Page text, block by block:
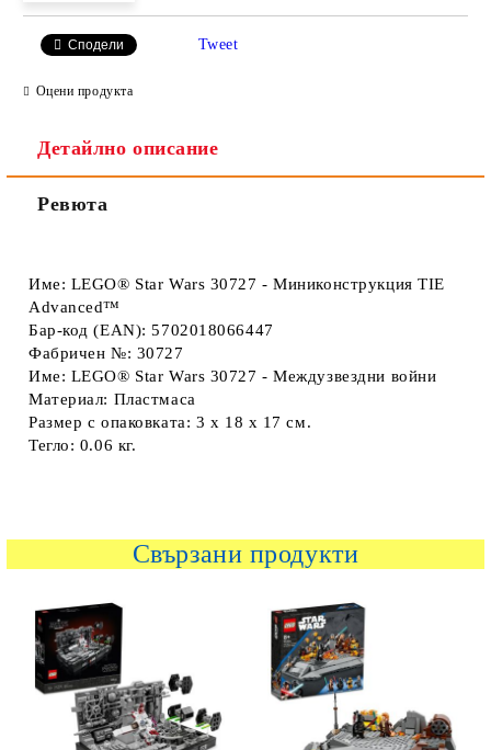
Ние ще се свържем с вас в рамките на работния ден.
Сподели Tweet
Оцени продукта
Детайлно описание
Ревюта
Име: LEGO® Star Wars 30727 - Миниконструкция TIE
Advanced™
Бар-код (EAN): 5702018066447
Фабричен №: 30727
Име: LEGO® Star Wars 30727 - Междузвездни войни
Материал: Пластмаса
Размер с опаковката: 3 x 18 x 17 см.
Тегло: 0.06 кг.
Свързани продукти